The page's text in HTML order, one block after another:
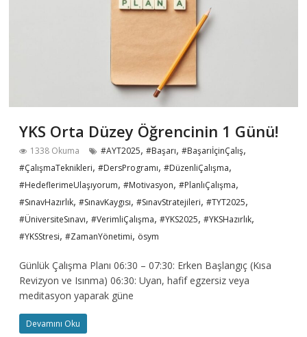
YKS Orta Düzey Öğrencinin 1 Günü!
1338 Okuma #AYT2025,#Başarı,#BaşarıİçinÇalış,
#ÇalışmaTeknikleri,#DersProgramı,#DüzenliÇalışma,
#HedeflerimeUlaşıyorum,#Motivasyon,#PlanlıÇalışma,
#SınavHazırlık,#SınavKaygısı,#SınavStratejileri,#TYT2025,
#ÜniversiteSınavı,#VerimliÇalışma,#YKS2025,#YKSHazırlık,
#YKSStresi,#ZamanYönetimi, ösym
Günlük Çalışma Planı 06:30 – 07:30: Erken Başlangıç (Kısa
Revizyon ve Isınma) 06:30: Uyan, hafif egzersiz veya
meditasyon yaparak güne
Devamını Oku